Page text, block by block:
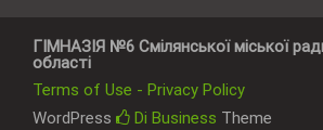
ГІМНАЗІЯ №6 Смілянської міської
області
Terms of Use - Privacy Policy
WordPress
Di Business Theme